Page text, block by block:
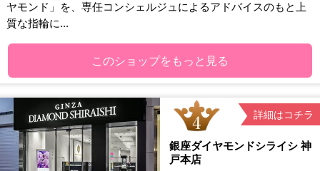
ヤモンド」を、専任コンシェルジュによるアドバイスのもと上
質な指輪に...
このショップをもっと見る
詳細はコチラ
銀座ダイヤモンドシライシ 神
戸本店